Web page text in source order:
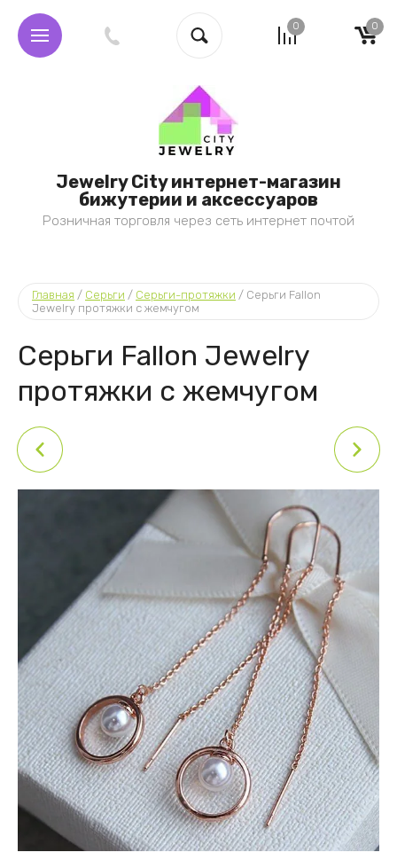
0 0
Jewelry City интернет-магазин
бижутерии и аксессуаров
Розничная торговля через сеть интернет почтой
Главная / Серьги / Серьги-протяжки / Серьги Fallon
Jewelry протяжки с жемчугом
Серьги Fallon Jewelry
протяжки с жемчугом